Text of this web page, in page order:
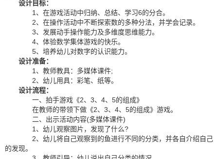
设计目标：
1、在游戏活动中归纳、总结、学习6的分合。
2、在操作活动中不断探索数的多种分法，并学会记录。
3、发展动手操作能力及多维度思维能力。
4、体验数学集体游戏的快乐。
5、培养幼儿对数字的认识能力。
设计准备：
1、教师教具：多媒体课件;
2、幼儿用具：彩笔、纸等。
设计流程：
一、拍手游戏《2、3、4、5的组成》
在教师的带领下做《2、3、4、5的组成》游戏。
二、出示活动内容(多媒体课件)
1、幼儿观察图片，发现了什么?
2、幼儿将自己观察到的鱼进行不同的分类，并各自介绍自己
的发现。